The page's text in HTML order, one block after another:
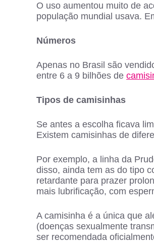
O uso aumentou muito de
população mundial usava.
Números
Apenas no Brasil são
entre 6 a 9 bilhões de
Tipos de camisinhas
Se antes a escolha ficava
Existem camisinhas de
Por exemplo, a linha da
disso, ainda tem as do tipo
retardante para prazer
mais lubrificação, com
A camisinha é a única que
(doenças sexualmente
ser recomendada